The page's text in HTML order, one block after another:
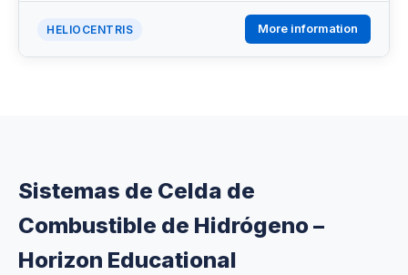
HELIOCENTRIS More information
Sistemas de Celda de
Combustible de Hidrógeno –
Horizon Educational